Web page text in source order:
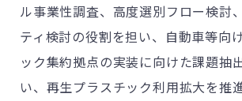
ル事業性調査、高度選別フロー検討
ティ検討の役割を担い、自動車等向
ック集約拠点の実装に向けた課題抽
い、再生プラスチック利用拡大を推